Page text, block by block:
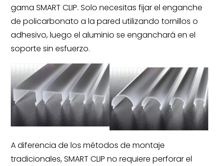
gama SMART CLIP. Solo necesitas fijar el enganche
de policarbonato a la pared utilizando tornillos o
adhesivo, luego el aluminio se enganchará en el
soporte sin esfuerzo.
A diferencia de los métodos de montaje
tradicionales, SMART CLIP no requiere perforar el